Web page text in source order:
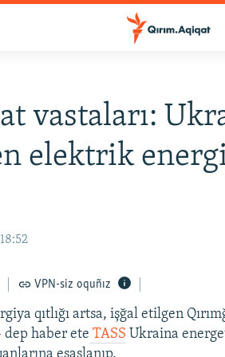
vastaları:
elektrik
VPN-siz oquñız
qıtlığı artsa, işğal etilgen
dep haber ete TASS Ukraina